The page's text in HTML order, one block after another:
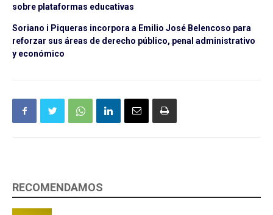
sobre plataformas educativas
Soriano i Piqueras incorpora a Emilio José Belencoso para
reforzar sus áreas de derecho público, penal administrativo
y económico
RECOMENDAMOS